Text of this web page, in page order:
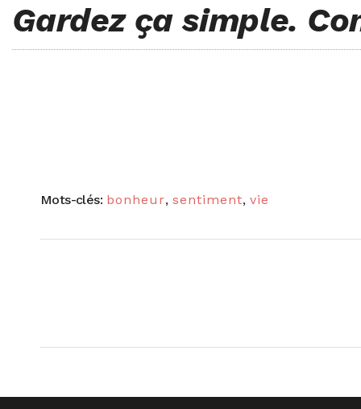
Gardez ça simple.
Mots-clés: bonheur, sentiment, vie